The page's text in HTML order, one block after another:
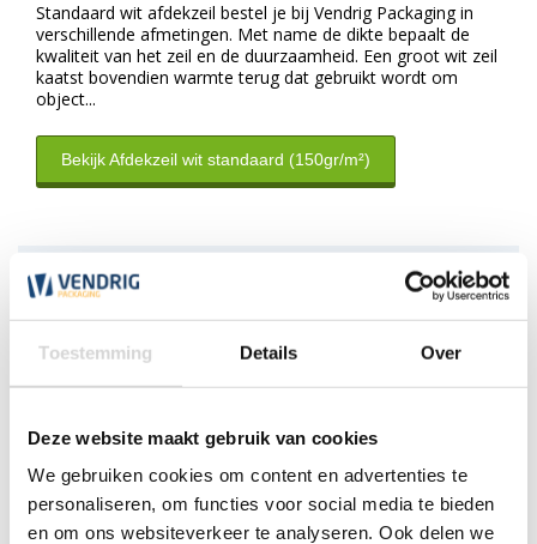
Toestemming Details Over
Deze website maakt gebruik van cookies
We gebruiken cookies om content en advertenties te
personaliseren, om functies voor social media te bieden
en om ons websiteverkeer te analyseren. Ook delen we
Standaard wit afdekzeil bestel je bij Vendrig Packaging in
verschillende afmetingen. Met name de dikte bepaalt de
kwaliteit van het zeil en de duurzaamheid. Een groot wit zeil
kaatst bovendien warmte terug dat gebruikt wordt om
object...
Bekijk Afdekzeil wit standaard (150gr/m²)
Klantenservice
Wij zijn nu gesloten. Wij zijn de eerst volgende werkdag weer
open tussen 7:30 en 17:30 uur.
0348 4791 95
Chat